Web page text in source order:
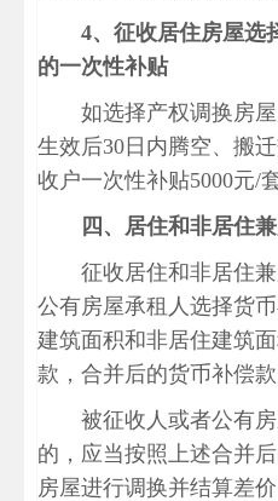
4、征收居住房屋选
的一次性补贴
如选择产权调换房
生效后30日内腾空、搬
收户一次性补贴5000元/套
四、居住和非居住
征收居住和非居住
公有房屋承租人选择货
建筑面积和非居住建筑
款，合并后的货币补偿
被征收人或者公有
的，应当按照上述合并
房屋进行调换并结算差